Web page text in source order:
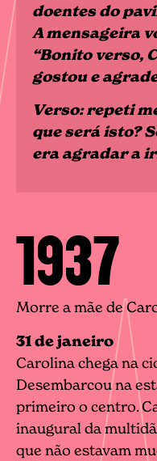
doentes do
A mensageira
“Bonito verso,
gostou e
Verso: repeti
que será isto?
era agradar a
1937
Morre a mãe de
31 de janeiro
Carolina chega na
Desembarcou na
primeiro o centro.
inaugural da
que não estavam